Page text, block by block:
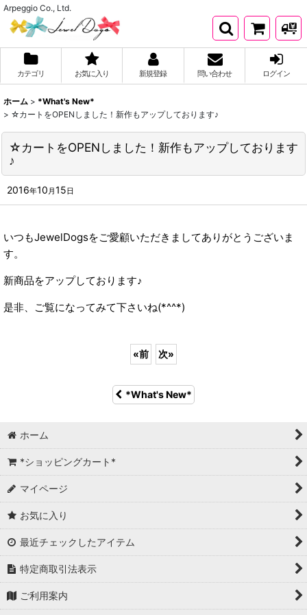
Arpeggio Co., Ltd.
カテゴリ お気に入り 新規登録 問い合わせ ログイン
ホーム > *What's New*
> ☆カートをOPENしました！新作もアップしております♪
☆カートをOPENしました！新作もアップしております
♪
2016年10 月15日
いつもJewelDogsをご愛顧いただきましてありがとうございま
す。
新商品をアップしております♪
是非、ご覧になってみて下さいね(*^^*)
«前 次»
*What's New*
ホーム
*ショッピングカート*
マイページ
お気に入り
最近チェックしたアイテム
特定商取引法表示
ご利用案内